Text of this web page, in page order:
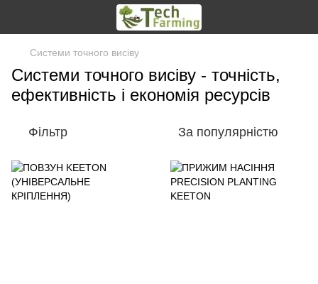
Системи точного висіву
Системи точного висіву - точність,
ефективність і економія ресурсів
Фільтр За популярністю